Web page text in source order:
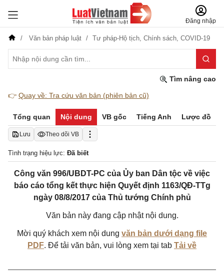
Đăng nhập
Văn bản pháp luật Tư pháp-Hộ tịch, Chính sách, COVID-19
Tìm nâng cao
👉 Quay về: Tra cứu văn bản (phiên bản cũ)
Tổng quan Nội dung VB gốc Tiếng Anh Lược đồ
Lưu Theo dõi VB
Tình trạng hiệu lực: Đã biết
Công văn 996/UBDT-PC của Ủy ban Dân tộc về việc
báo cáo tổng kết thực hiện Quyết định 1163/QĐ-TTg
ngày 08/8/2017 của Thủ tướng Chính phủ
Văn bản này đang cập nhật nội dung.
Mời quý khách xem nội dung văn bản dưới dạng file
PDF. Để tải văn bản, vui lòng xem tại tab Tải về